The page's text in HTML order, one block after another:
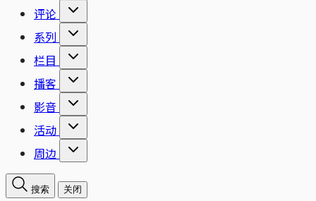
评论
系列
栏目
播客
影音
活动
周边
搜索 关闭